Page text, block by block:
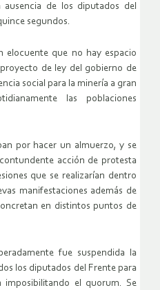
de los diputados del
segundos.
elocuente que no hay espacio
de ley del gobierno de
social para la minería a gran
las poblaciones
por hacer un almuerzo, y se
acción de protesta
que se realizarían dentro
manifestaciones además de
en distintos puntos de
fue suspendida la
los diputados del Frente para
imposibilitando el quorum. Se